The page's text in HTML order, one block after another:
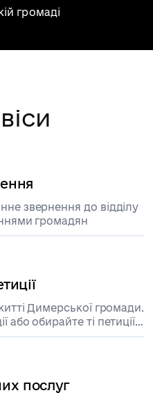
громаді
звернення до відділу
громадян
Димерської громади.
або обирайте ті петиції
проголосувати.
послуг